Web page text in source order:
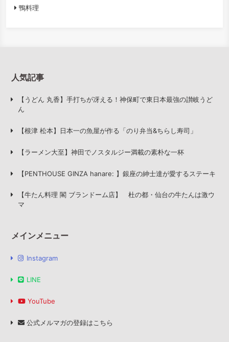
鴨料理
人気記事
【うどん 丸香】手打ちが冴える！神保町で東日本最強の讃岐うど
ん
【根津 松本】日本一の魚屋が作る「のり弁当&ちらし寿司」
【ラーメン大至】神田でノスタルジー満載の素朴な一杯
【PENTHOUSE GINZA hanare: 】銀座の紳士達が愛するステーキ
【牛たん料理 閣 ブランドーム店】 杜の都・仙台の牛たんは激ウ
マ
メインメニュー
Instagram
LINE
YouTube
公式メルマガの登録はこちら